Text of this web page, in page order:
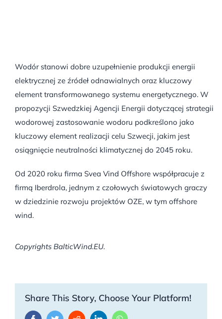
Wodór stanowi dobre uzupełnienie produkcji energii
elektrycznej ze źródeł odnawialnych oraz kluczowy
element transformowanego systemu energetycznego. W
propozycji Szwedzkiej Agencji Energii dotyczącej strategii
wodorowej zastosowanie wodoru podkreślono jako
kluczowy element realizacji celu Szwecji, jakim jest
osiągnięcie neutralności klimatycznej do 2045 roku.
Od 2020 roku firma Svea Vind Offshore współpracuje z
firmą Iberdrola, jednym z czołowych światowych graczy
w dziedzinie rozwoju projektów OZE, w tym offshore
wind.
Copyrights BalticWind.EU.
Share This Story, Choose Your Platform!